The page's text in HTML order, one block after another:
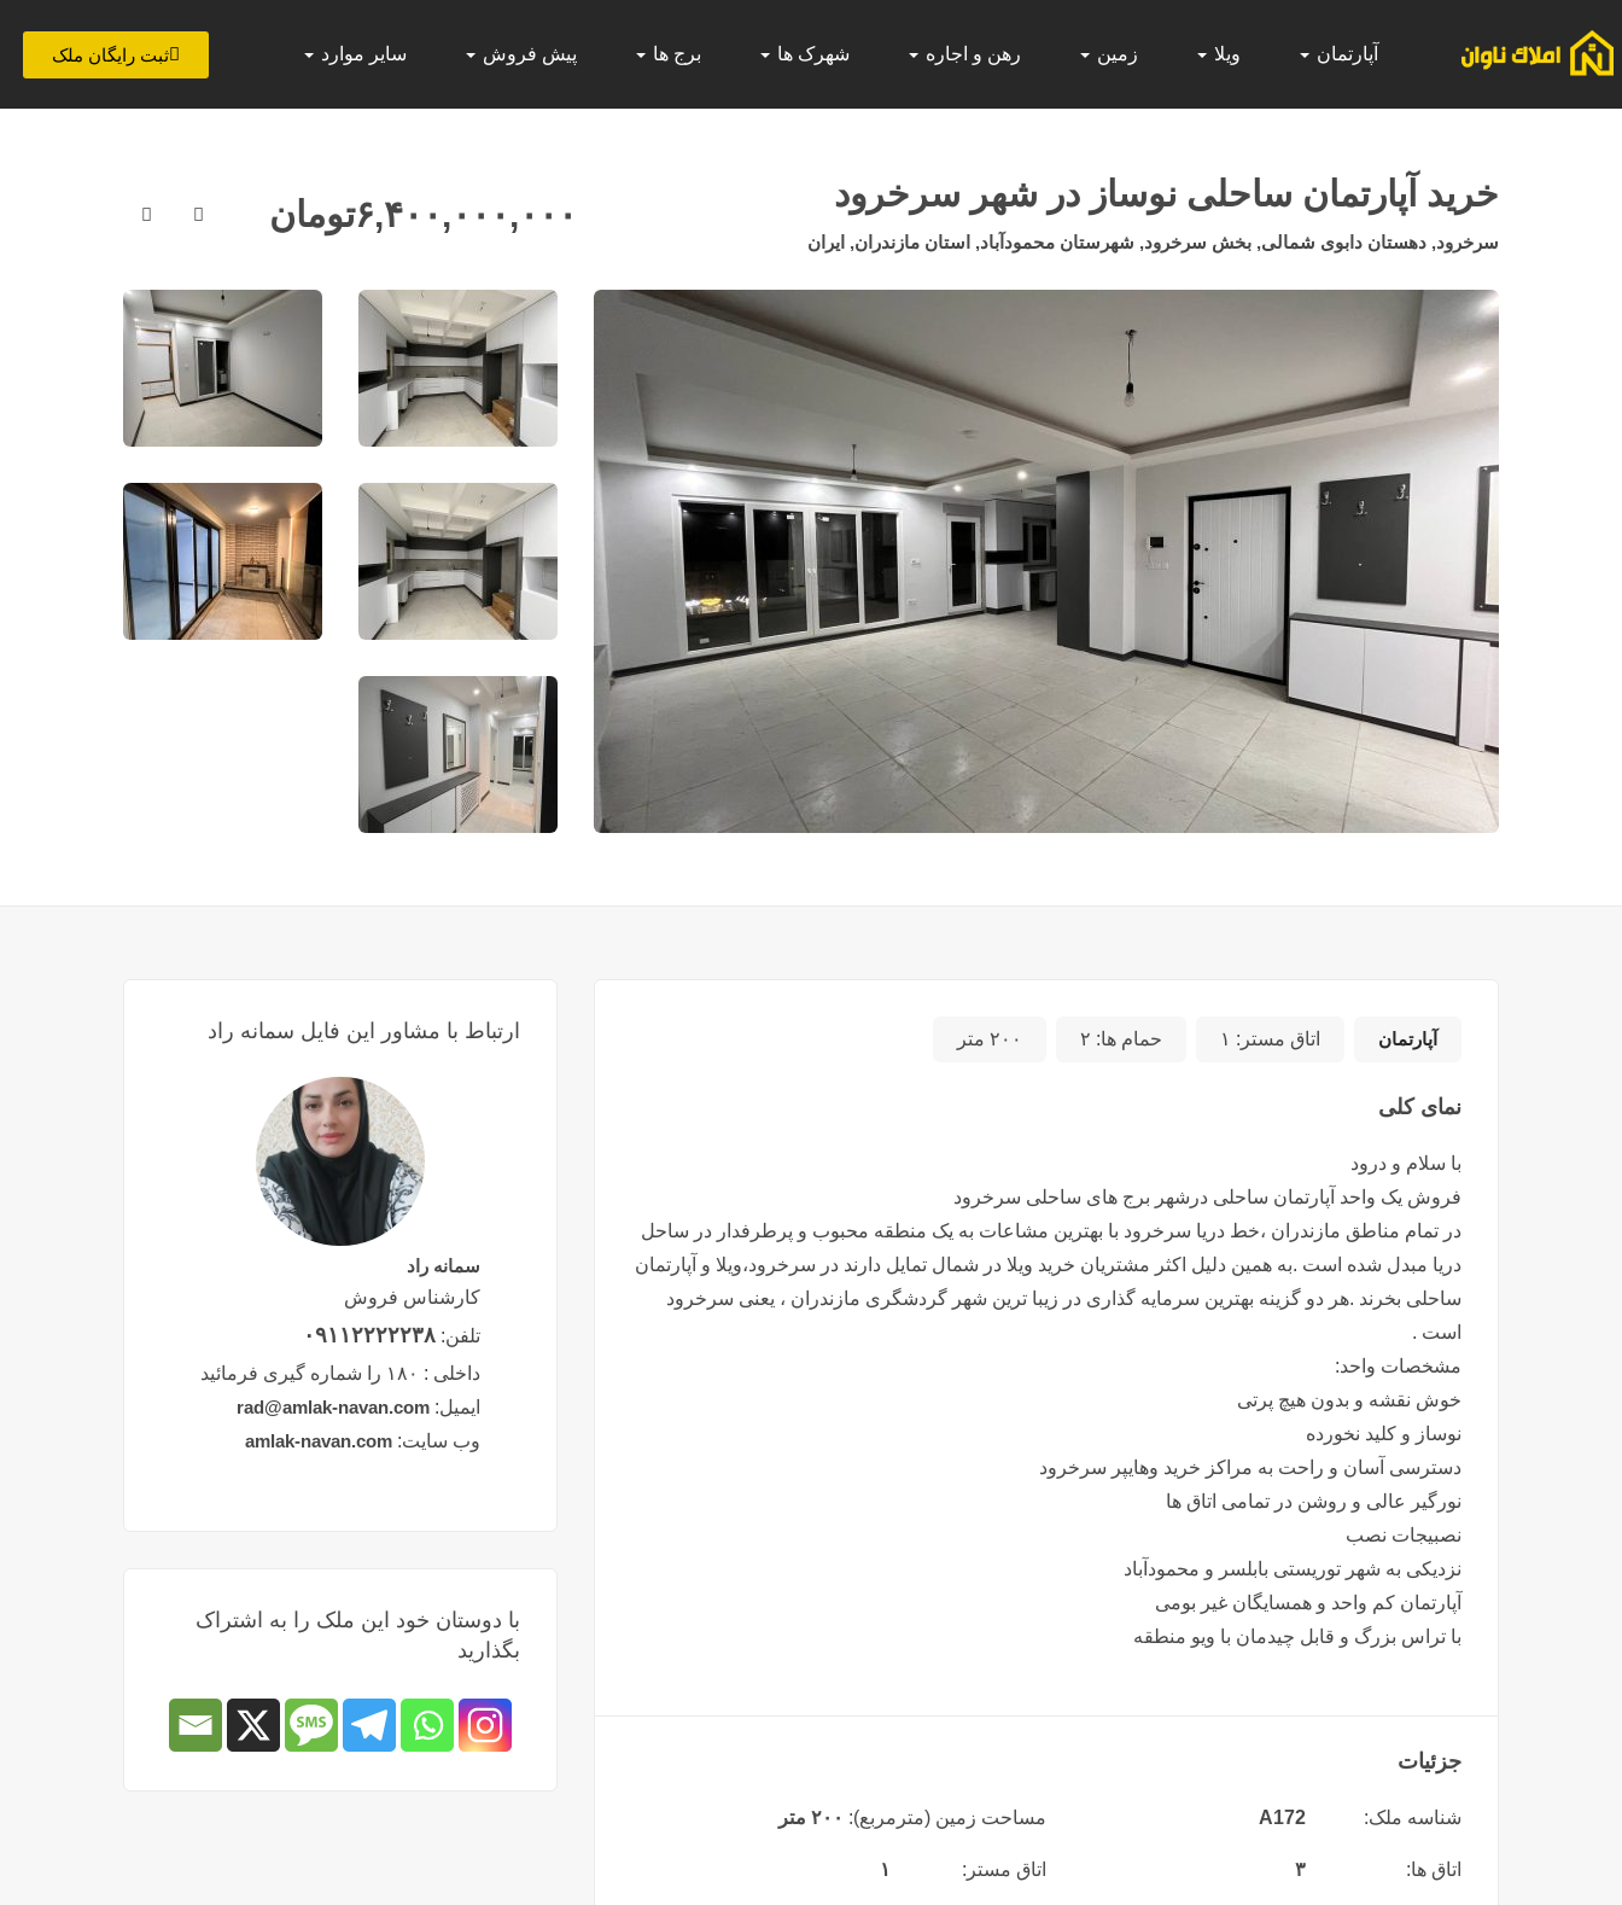
آپارتمان ویلا زمین رهن و اجاره شهرک ها برج ها پیش فروش سایر موارد ثبت رایگان ملک
خرید آپارتمان ساحلی نوساز در شهر سرخرود
سرخرود, دهستان دابوی شمالی, بخش سرخرود, شهرستان محمودآباد, استان مازندران, ایران
۶,۴۰۰,۰۰۰,۰۰۰تومان
آپارتمان اتاق مستر: ۱ حمام ها: ۲ ۲۰۰ متر
نمای کلی
با سلام و درود
فروش یک واحد آپارتمان ساحلی درشهر برج های ساحلی سرخرود
در تمام مناطق مازندران ،خط دریا سرخرود با بهترین مشاعات به یک منطقه محبوب و پرطرفدار در ساحل
دریا مبدل شده است .به همین دلیل اکثر مشتریان خرید ویلا در شمال تمایل دارند در سرخرود،ویلا و آپارتمان
ساحلی بخرند .هر دو گزینه بهترین سرمایه گذاری در زیبا ترین شهر گردشگری مازندران ، یعنی سرخرود
است .
مشخصات واحد:
خوش نقشه و بدون هیچ پرتی
نوساز و کلید نخورده
دسترسی آسان و راحت به مراکز خرید وهایپر سرخرود
نورگیر عالی و روشن در تمامی اتاق ها
نصبیجات نصب
نزدیکی به شهر توریستی بابلسر و محمودآباد
آپارتمان کم واحد و همسایگان غیر بومی
با تراس بزرگ و قابل چیدمان با ویو منطقه
جزئیات
شناسه ملک: A172 مساحت زمین (مترمربع): ۲۰۰ متر
اتاق ها: ۳ اتاق مستر: ۱
ارتباط با مشاور این فایل سمانه راد
سمانه راد
کارشناس فروش
تلفن: ۰۹۱۱۲۲۲۲۲۳۸
داخلی : ۱۸۰ را شماره گیری فرمائید
ایمیل: rad@amlak-navan.com
وب سایت: amlak-navan.com
با دوستان خود این ملک را به اشتراک
بگذارید